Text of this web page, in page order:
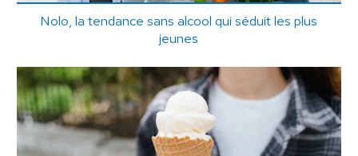
Nolo, la tendance sans alcool qui séduit les plus
jeunes